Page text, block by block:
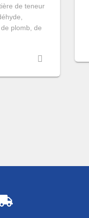
de teneur
plomb, de